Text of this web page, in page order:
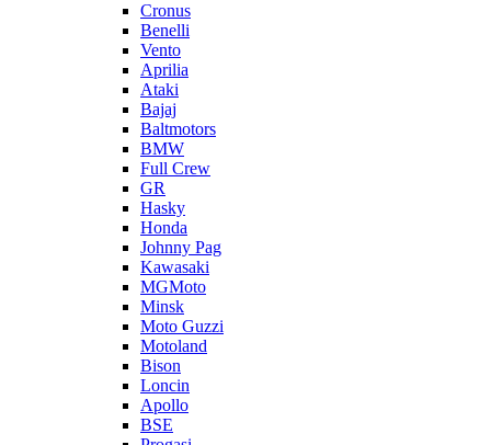
Cronus
Benelli
Vento
Aprilia
Ataki
Bajaj
Baltmotors
BMW
Full Crew
GR
Hasky
Honda
Johnny Pag
Kawasaki
MGMoto
Minsk
Moto Guzzi
Motoland
Bison
Loncin
Apollo
BSE